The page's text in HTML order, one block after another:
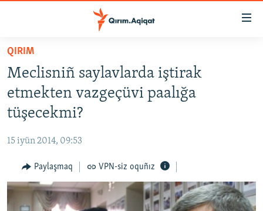
Esas
qaytmaq
Baş
navigatsiyağa
qaytmaq
Qıdıruvğa
qaytmaq
HABERLER
SİYASET
İQTİSADİYAT
MEDENİYET
İNSAN AQLARI
VİDEO
QIRIM
Meclisniñ saylavlarda iştirak
etmekten vazgeçüvi paalığa
tüşecekmi?
15 iyün 2014, 09:53
Paylaşmaq VPN-siz oquñız